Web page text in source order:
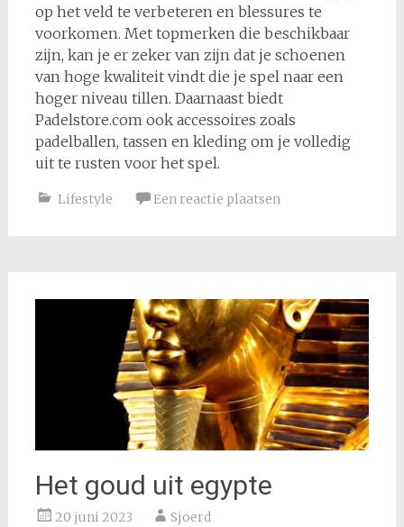
op het veld te verbeteren en blessures te
voorkomen. Met topmerken die beschikbaar
zijn, kan je er zeker van zijn dat je schoenen
van hoge kwaliteit vindt die je spel naar een
hoger niveau tillen. Daarnaast biedt
Padelstore.com ook accessoires zoals
padelballen, tassen en kleding om je volledig
uit te rusten voor het spel.
Lifestyle Een reactie plaatsen
Het goud uit egypte
20 juni 2023 Sjoerd